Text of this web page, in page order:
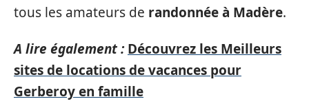
tous les amateurs de randonnée à Madère.
A lire également : Découvrez les Meilleurs
sites de locations de vacances pour
Gerberoy en famille